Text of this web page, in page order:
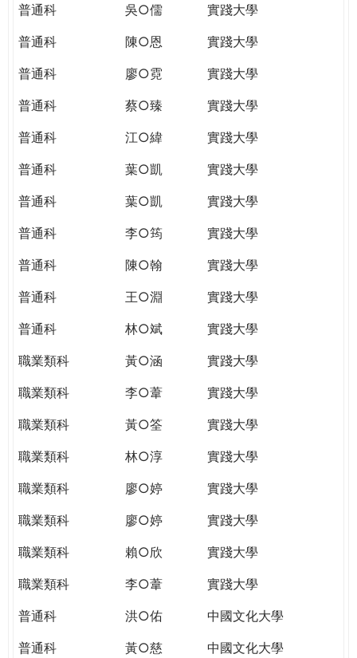
普通科
吳○儒
實踐大學
普通科
陳○恩
實踐大學
普通科
廖○霓
實踐大學
普通科
蔡○臻
實踐大學
普通科
江○緯
實踐大學
普通科
葉○凱
實踐大學
普通科
葉○凱
實踐大學
普通科
李○筠
實踐大學
普通科
陳○翰
實踐大學
普通科
王○淵
實踐大學
普通科
林○斌
實踐大學
職業類科
黃○涵
實踐大學
職業類科
李○葦
實踐大學
職業類科
黃○筌
實踐大學
職業類科
林○淳
實踐大學
職業類科
廖○婷
實踐大學
職業類科
廖○婷
實踐大學
職業類科
賴○欣
實踐大學
職業類科
李○葦
實踐大學
普通科
洪○佑
中國文化大學
普通科
黃○慈
中國文化大學